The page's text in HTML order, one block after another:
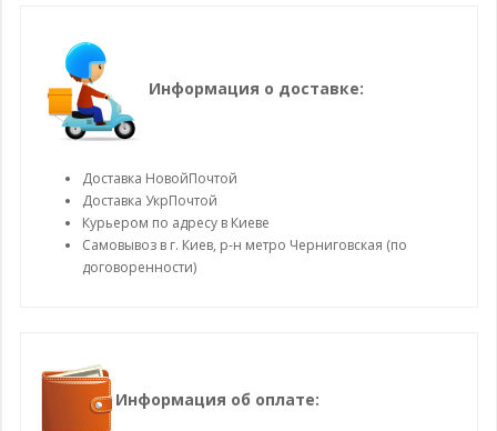
Информация о доставке:
Доставка НовойПочтой
Доставка УкрПочтой
Курьером по адресу в Киеве
Самовывоз в г. Киев, р-н метро Черниговская (по
договоренности)
Информация об оплате: